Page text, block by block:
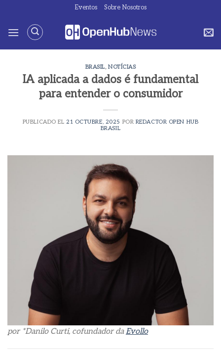
contenido
Eventos Sobre Nosotros
BRASIL, NOTÍCIAS
IA aplicada a dados é fundamental
para entender o consumidor
PUBLICADO EL 21 OCTUBRE, 2025 POR REDACTOR OPEN HUB
BRASIL
por *Danilo Curti, cofundador daEvollo